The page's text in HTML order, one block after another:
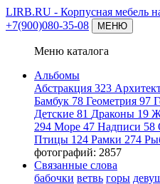
LIRB.RU - Корпусная мебель
+7(900)080-35-08
МЕНЮ
Меню каталога
Альбомы
Абстракция 323
Бамбук 78 Геометрия 97
Детские 81 Драконы 19
294 Море 47 Надписи 58
Птицы 124 Рамки 274
фотографий: 2857
Связанные слова
бабочки ветвь горы